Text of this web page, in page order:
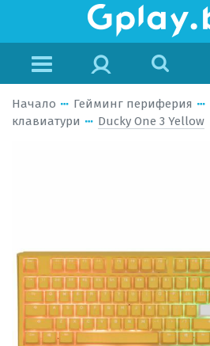
Начало Гейминг периферия
клавиатури
Ducky One 3 Yellow